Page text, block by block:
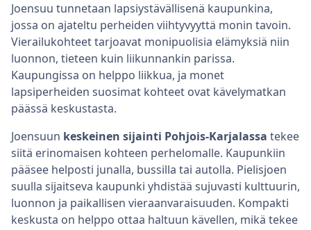
Joensuu tunnetaan lapsiystävällisenä kaupunkina,
jossa on ajateltu perheiden viihtyvyyttä monin tavoin.
Vierailukohteet tarjoavat monipuolisia elämyksiä niin
luonnon, tieteen kuin liikunnankin parissa.
Kaupungissa on helppo liikkua, ja monet
lapsiperheiden suosimat kohteet ovat kävelymatkan
päässä keskustasta.
Joensuun keskeinen sijainti Pohjois-Karjalassa tekee
siitä erinomaisen kohteen perhelomalle. Kaupunkiin
pääsee helposti junalla, bussilla tai autolla. Pielisjoen
suulla sijaitseva kaupunki yhdistää sujuvasti kulttuurin,
luonnon ja paikallisen vieraanvaraisuuden. Kompakti
keskusta on helppo ottaa haltuun kävellen, mikä tekee